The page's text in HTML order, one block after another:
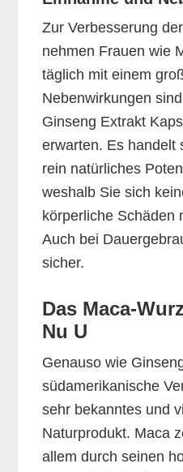
Zur Verbesserung
nehmen Frauen wie
täglich mit einem
Nebenwirkungen
Ginseng Extrakt
erwarten. Es handelt
rein natürliches
weshalb Sie sich
körperliche Schäden
Auch bei
sicher.
Das Maca-
Nu U
Genauso wie
südamerikanische
sehr bekanntes und
Naturprodukt. Maca
allem durch seinen